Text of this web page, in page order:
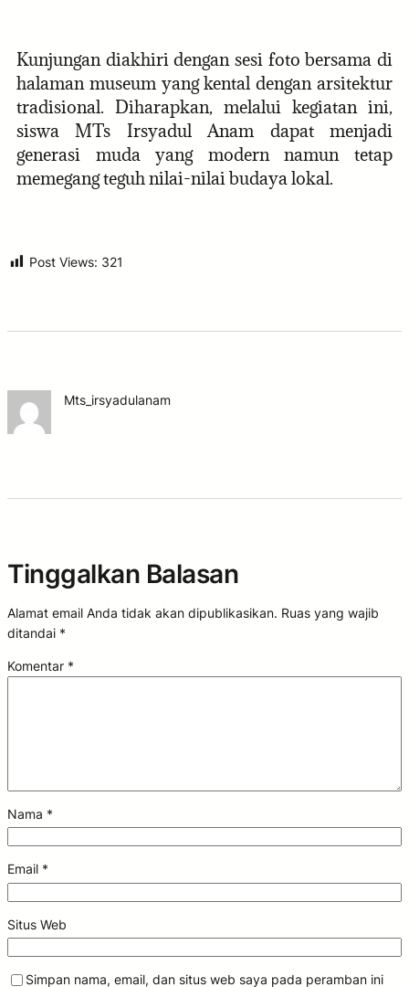
Kunjungan diakhiri dengan sesi foto bersama di
halaman museum yang kental dengan arsitektur
tradisional. Diharapkan, melalui kegiatan ini,
siswa MTs Irsyadul Anam dapat menjadi
generasi muda yang modern namun tetap
memegang teguh nilai-nilai budaya lokal.
Post Views: 321
Mts_irsyadulanam
Tinggalkan Balasan
Alamat email Anda tidak akan dipublikasikan. Ruas yang wajib
ditandai *
Komentar *
Nama *
Email *
Situs Web
Simpan nama, email, dan situs web saya pada peramban ini